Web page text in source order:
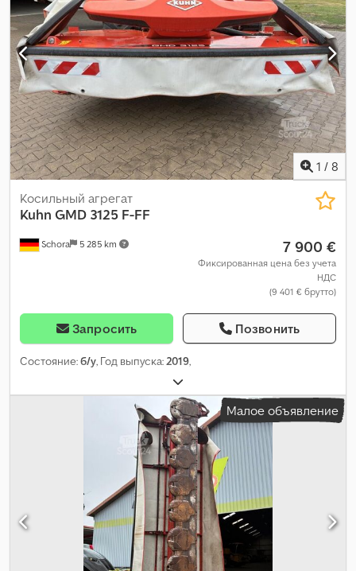
1 / 8
Schora 5 285 km
Косильный агрегат
Kuhn GMD 3125 F-FF
7 900 €
Фиксированная цена без учета
НДС
(9 401 € брутто)
Запросить Позвонить
Состояние:б/у, Год выпуска:2019,
Малое объявление